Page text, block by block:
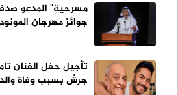
مسرحية" المدعو
جوائز مهرجان
تأجيل حفل الفنان
جرش بسبب وفاة